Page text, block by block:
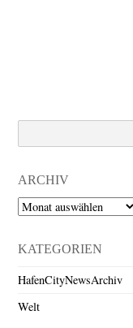
ARCHIV
Archiv
KATEGORIEN
HafenCityNewsArchiv
Welt